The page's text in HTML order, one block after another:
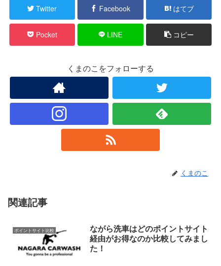
Twitter Facebook はてブ
Pocket LINE コピー
くまのこをフォローする
くまのこ
関連記事
ポイントサイト比較
ながら洗車はどのポイントサイト
経由がお得なのか比較してみまし
た！